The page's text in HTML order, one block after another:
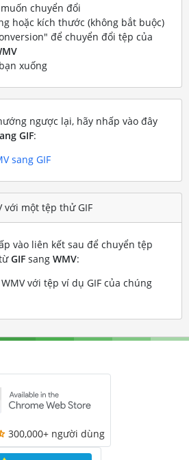
chuyển đổi
hoặc kích thước (không bắt buộc)
để chuyển đổi tệp của
xuống
ngược lại, hãy nhấp vào đây
GIF:
sang GIF
với một tệp thử GIF
vào liên kết sau để chuyển tệp
GIFsang WMV:
với tệp ví dụ GIF của chúng
300,000+ người dùng